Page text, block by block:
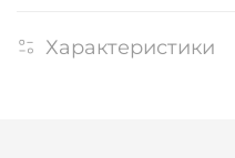
Характеристики